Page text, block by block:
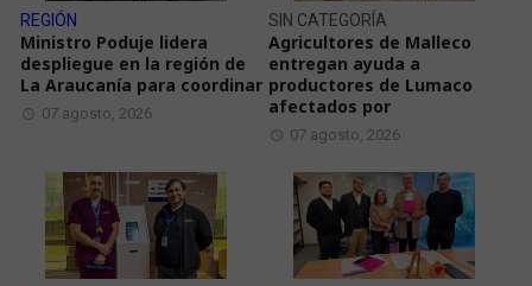
REGIÓN
Ministro Poduje lidera
despliegue en la región de
La Araucanía para coordinar
07 agosto, 2026
SIN CATEGORÍA
Agricultores de Malleco
entregan ayuda a
productores de Lumaco
afectados por
07 agosto, 2026